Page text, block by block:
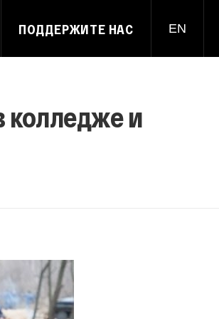
ПОДДЕРЖИТЕ НАС EN
колледже и